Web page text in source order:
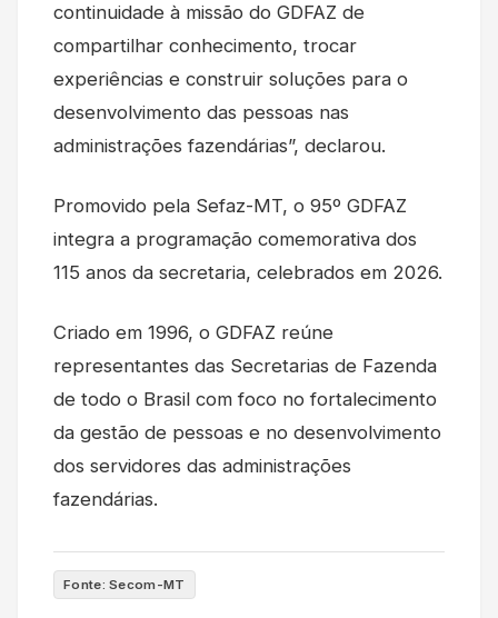
continuidade à missão do GDFAZ de
compartilhar conhecimento, trocar
experiências e construir soluções para o
desenvolvimento das pessoas nas
administrações fazendárias”, declarou.
Promovido pela Sefaz-MT, o 95º GDFAZ
integra a programação comemorativa dos
115 anos da secretaria, celebrados em 2026.
Criado em 1996, o GDFAZ reúne
representantes das Secretarias de Fazenda
de todo o Brasil com foco no fortalecimento
da gestão de pessoas e no desenvolvimento
dos servidores das administrações
fazendárias.
Fonte: Secom-MT